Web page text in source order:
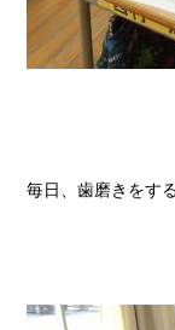
毎日、歯磨きをす